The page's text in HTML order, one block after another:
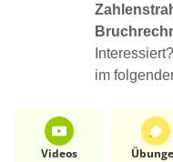
im
Videos